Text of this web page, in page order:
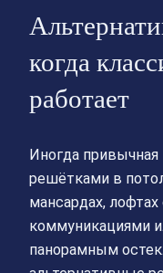
когда
работает
Иногда
решётками в
мансардах,
коммуникациями
панорамным